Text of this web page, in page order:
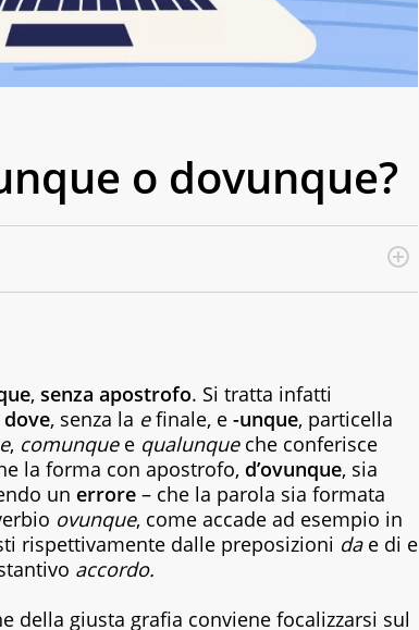
o dovunque?
, senza apostrofo. Si tratta infatti
dove, senza la efinale, e -unque, particella
, comunquee qualunque che conferisce
la forma con apostrofo, d’ovunque, sia
un errore – che la parola sia formata
ovunque, come accade ad esempio in
rispettivamente dalle preposizioni dae di e
accordo.
della giusta grafia conviene focalizzarsi sul